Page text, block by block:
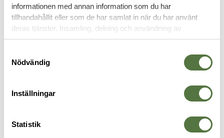
informationen med annan information som du har
tillhandahållit eller som de har samlat in när du har använt
deras tjänster. Insamling, delning och användning av
personuppgifter kan användas för personalisering av
Nödvändig
Inställningar
Statistik
HANDSKAR